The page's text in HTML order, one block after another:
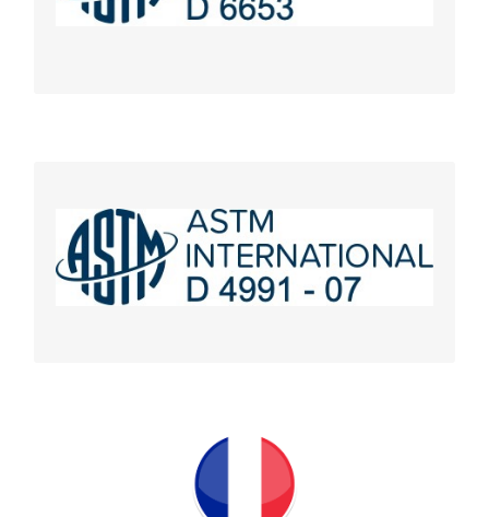
https://youtu.be/zEYlzhM8ocU
ASTM D4991
Méthode d’essai standard pour le contrôle de fuite
des conteneurs rigides vides par méthode sous vide
https://youtu.be/dOnHn9lJ5yE